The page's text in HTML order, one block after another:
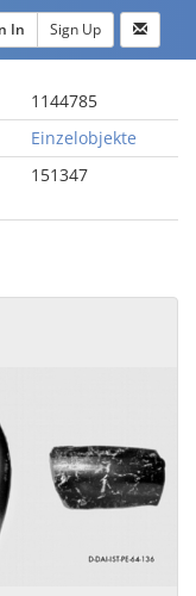
In Sign Up
1144785
Einzelobjekte
151347